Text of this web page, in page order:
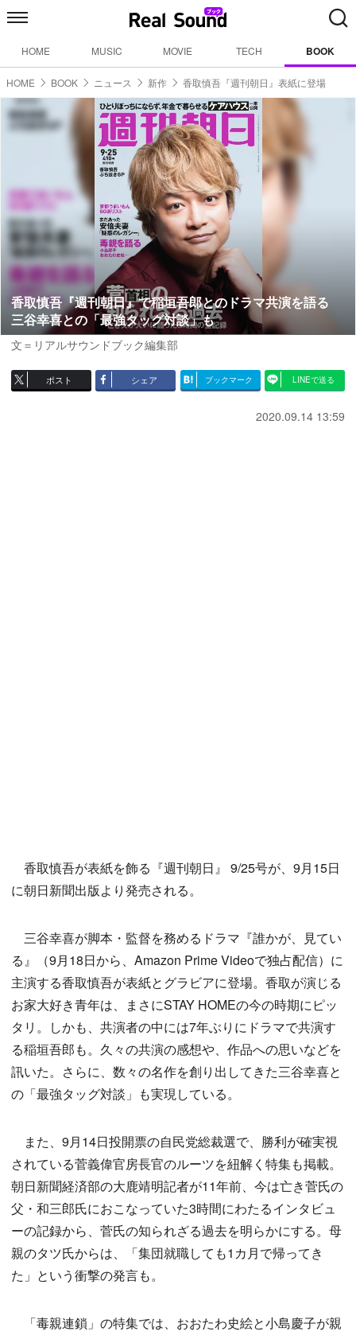
HOME MUSIC MOVIE TECH BOOK
HOME BOOK ニュース 新作 香取慎吾『週刊朝日』表紙に登場
香取慎吾『週刊朝日』で稲垣吾郎とのドラマ共演を語る
三谷幸喜との「最強タッグ対談」も
文＝リアルサウンドブック編集部
ポスト シェア ブックマーク LINEで送る
2020.09.14 13:59
香取慎吾が表紙を飾る『週刊朝日』 9/25号が、9月15日
に朝日新聞出版より発売される。
三谷幸喜が脚本・監督を務めるドラマ『誰かが、見てい
る』（9月18日から、Amazon Prime Videoで独占配信）に
主演する香取慎吾が表紙とグラビアに登場。香取が演じる
お家大好き青年は、まさにSTAY HOMEの今の時期にピッ
タリ。しかも、共演者の中には7年ぶりにドラマで共演す
る稲垣吾郎も。久々の共演の感想や、作品への思いなどを
訊いた。さらに、数々の名作を創り出してきた三谷幸喜と
の「最強タッグ対談」も実現している。
また、9月14日投開票の自民党総裁選で、勝利が確実視
されている菅義偉官房長官のルーツを紐解く特集も掲載。
朝日新聞経済部の大鹿靖明記者が11年前、今は亡き菅氏の
父・和三郎氏におこなっていた3時間にわたるインタビュ
ーの記録から、菅氏の知られざる過去を明らかにする。母
親のタツ氏からは、「集団就職しても1カ月で帰ってき
た」という衝撃の発言も。
「毒親連鎖」の特集では、おおたわ史絵と小島慶子が親